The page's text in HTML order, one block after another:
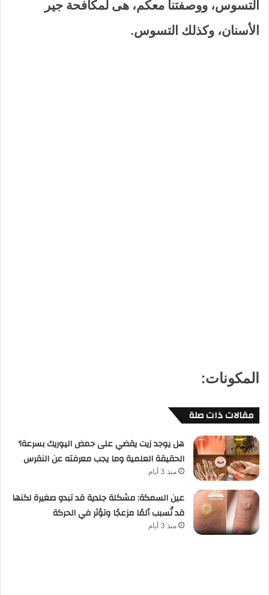
التسوس، ووصفتنا معكم، هى لمكافحة جير
الأسنان، وكذلك التسوس.
المكونات:
مقالات ذات صلة
هل يوجد زيت يقضي على حمض اليوريك بسرعة؟
الحقيقة العلمية وما يجب معرفته عن النقرس
منذ 3 أيام
عين السمكة: مشكلة جلدية قد تبدو صغيرة لكنها
قد تُسبب ألمًا مزعجًا وتؤثر في الحركة
منذ 3 أيام